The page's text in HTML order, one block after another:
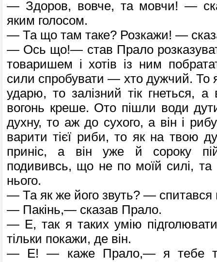
— Здоров, вовче, та мовчи! —
яким голосом.
— Та що там таке? Розкажи! —
— Ось що!— став Прало
товаришем і хотів із ним
сили спробувати — хто дужчий. То
ударю, то залізний тік гнеться, а
вогонь креше. Ото пішли води
духну, то аж до сухого, а він і
варити тієї риби, то як на твою
приніс, а він уже й сороку
подививсь, що не по моїй силі, та
нього.
— Та як же його звуть? — спитався
— Пакінь,— сказав Прало.
— Е, так я таких умію
тільки покажи, де він.
— Е! — каже Прало,— я тебе